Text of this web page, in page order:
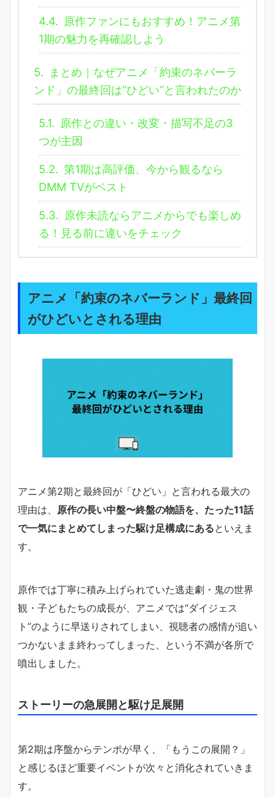
4.4. 原作ファンにもおすすめ！アニメ第
1期の魅力を再確認しよう
5.
まとめ｜なぜアニメ「約束のネバーラ
ンド」の最終回は“ひどい”と言われたのか
5.1. 原作との違い・改変・描写不足の3
つが主因
5.2. 第1期は高評価、今から観るなら
DMM TVがベスト
5.3. 原作未読ならアニメからでも楽しめ
る！見る前に違いをチェック
アニメ「約束のネバーランド」最終回
がひどいとされる理由
アニメ第2期と最終回が「ひどい」と言われる最大の
理由は、 原作の長い中盤〜終盤の物語を、たった11話
で一気にまとめてしまった駆け足構成にあるといえま
す。
原作では丁寧に積み上げられていた逃走劇・鬼の世界
観・子どもたちの成長が、アニメでは“ダイジェス
ト”のように早送りされてしまい、視聴者の感情が追い
つかないまま終わってしまった、という不満が各所で
噴出しました。
ストーリーの急展開と駆け足展開
第2期は序盤からテンポが早く、「もうこの展開？」
と感じるほど重要イベントが次々と消化されていきま
す。